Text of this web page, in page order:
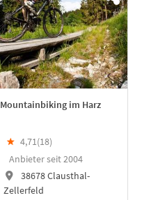
Mountainbiking im Harz
★ 4,71(18)
Anbieter seit 2004
38678 Clausthal-
Zellerfeld